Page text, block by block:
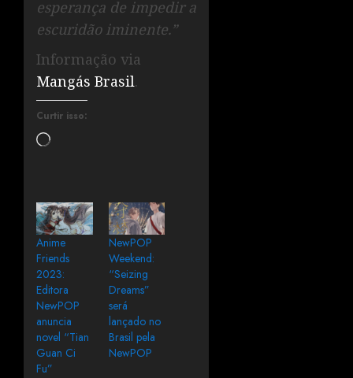
esperança de impedir a
escuridão iminente.”
Informação via
Mangás Brasil.
Curtir isso:
Anime
Friends
2023:
Editora
NewPOP
anuncia
novel “Tian
Guan Ci
Fu”
NewPOP
Weekend:
“Seizing
Dreams”
será
lançado no
Brasil pela
NewPOP